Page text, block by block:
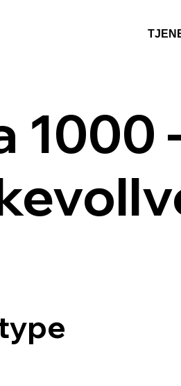
1000